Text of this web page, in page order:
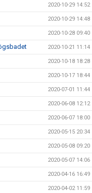
2020-10-29 14:52
2020-10-29 14:48
2020-10-28 09:40
2020-10-21 11:14
2020-10-18 18:28
2020-10-17 18:44
2020-07-01 11:44
2020-06-08 12:12
2020-06-07 18:00
2020-05-15 20:34
2020-05-08 09:20
2020-05-07 14:06
2020-04-16 16:49
2020-04-02 11:59